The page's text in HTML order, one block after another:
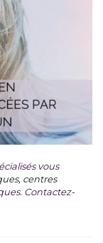
vous
centres
Contactez-